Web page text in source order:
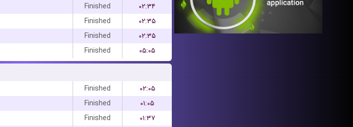
Finished
۰۲:۳۴
Finished
۰۲:۳۵
Finished
۰۲:۳۵
Finished
۰۵:۰۵
Finished
۰۲:۰۵
Finished
۰۱:۰۵
Finished
۰۱:۳۷